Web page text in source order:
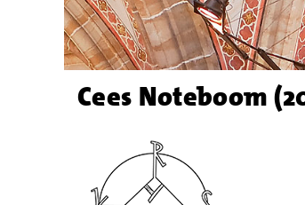
Cees Noteboom